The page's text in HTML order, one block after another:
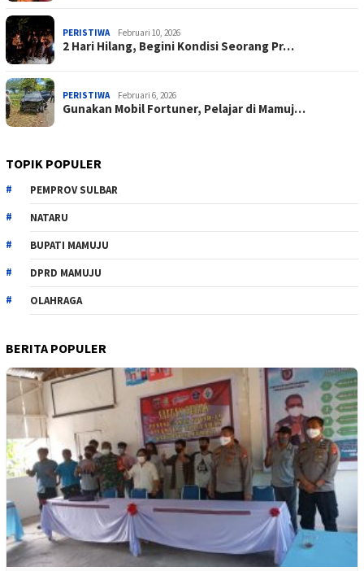
PERISTIWA Februari 10, 2026
2 Hari Hilang, Begini Kondisi Seorang Pr…
PERISTIWA Februari 6, 2026
Gunakan Mobil Fortuner, Pelajar di Mamuj…
TOPIK POPULER
PEMPROV SULBAR
NATARU
BUPATI MAMUJU
DPRD MAMUJU
OLAHRAGA
BERITA POPULER